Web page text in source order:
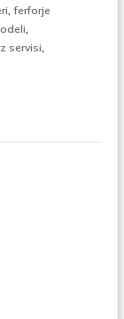
,ferforje
,
servisi,